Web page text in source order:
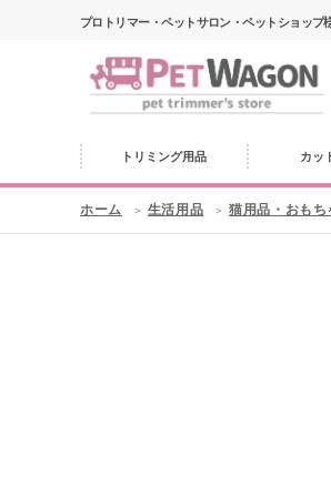
プロトリマー・ペットサロン・ペットショップ
トリミング用品 カッ
ホーム 生活用品 猫用品・おもち